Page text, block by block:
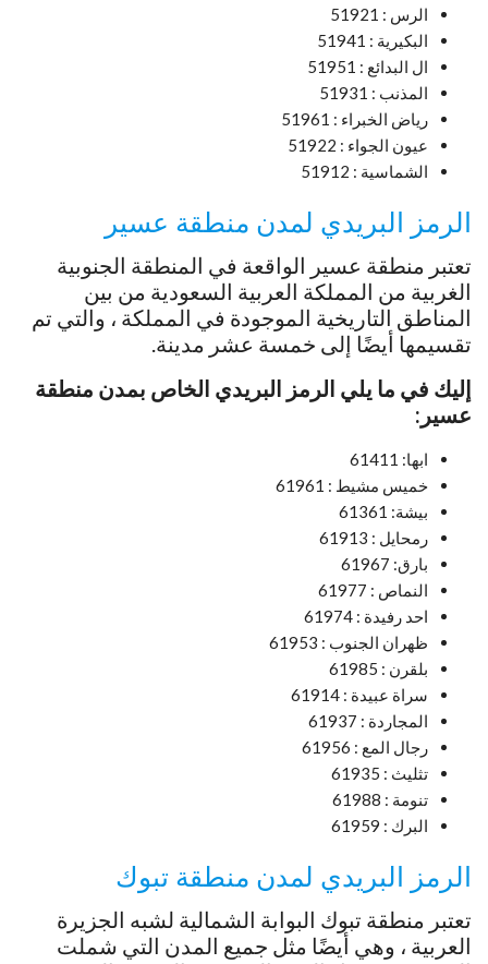
الرس : 51921
البكيرية : 51941
ال البدائع : 51951
المذنب : 51931
رياض الخبراء : 51961
عيون الجواء : 51922
الشماسية : 51912
الرمز البريدي لمدن منطقة عسير
تعتبر منطقة عسير الواقعة في المنطقة الجنوبية
الغربية من المملكة العربية السعودية من بين
المناطق التاريخية الموجودة في المملكة ، والتي تم
تقسيمها أيضًا إلى خمسة عشر مدينة.
إليك في ما يلي الرمز البريدي الخاص بمدن منطقة
عسير:
ابها: 61411
خميس مشيط : 61961
بيشة: 61361
رمحايل : 61913
بارق: 61967
النماص : 61977
احد رفيدة : 61974
ظهران الجنوب : 61953
بلقرن : 61985
سراة عبيدة : 61914
المجاردة : 61937
رجال المع : 61956
تثليث : 61935
تنومة : 61988
البرك : 61959
الرمز البريدي لمدن منطقة تبوك
تعتبر منطقة تبوك البوابة الشمالية لشبه الجزيرة
العربية ، وهي أيضًا مثل جميع المدن التي شملت